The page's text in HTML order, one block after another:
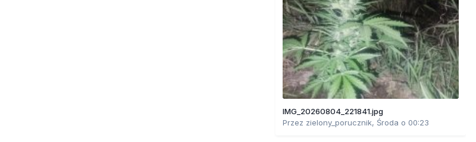
IMG_20260804_221841.jpg
Przez zielony_porucznik, Środa o 00:23